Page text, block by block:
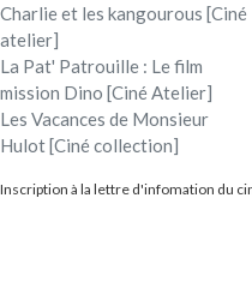
Charlie et les kangourous [Ciné
atelier]
La Pat' Patrouille : Le film
mission Dino [Ciné Atelier]
Les Vacances de Monsieur
Hulot [Ciné collection]
Inscription à la lettre d'infomation du